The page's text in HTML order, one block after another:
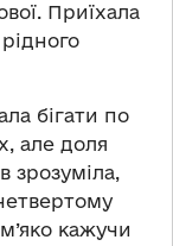
Приїхала
бігати по
але доля
зрозуміла,
кажучи